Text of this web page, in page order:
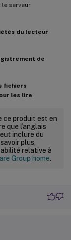
le serveur
du lecteur
de
fichiers
les lire
ce produit est en
que l’anglais
inclure du
plus,
relative à
Group home.